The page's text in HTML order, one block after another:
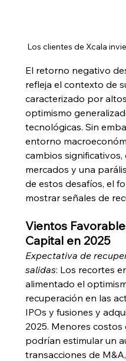
Los clientes de Xcala
El retorno negativo
refleja el contexto de
caracterizado por
optimismo
tecnológicas. Sin
entorno
cambios
mercados y una
de estos desafíos, el
mostrar señales de
Vientos
Capital en 2025
Expectativa de
salidas: Los recortes
alimentado el
recuperación en las
IPOs y fusiones y
2025. Menores
podrían estimular un
transacciones de